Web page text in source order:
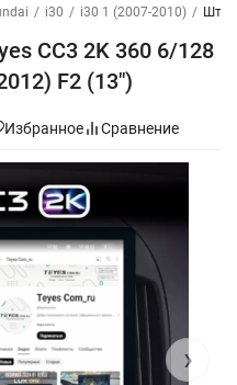
/ i30 / i30 1 (2007-2010) /
CC3 2K 360 6/128
F2 (13")
Избранное Сравнение
›